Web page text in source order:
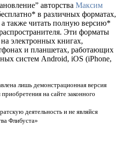
авторства Максим
в различных форматах,
также читать полную версию*
Эти форматы
электронных книгах,
и планшетах, работающих
систем Android, iOS (iPhone,
лишь демонстрационная версия
на сайте законного
деятельность и не являйся
Флибуста»